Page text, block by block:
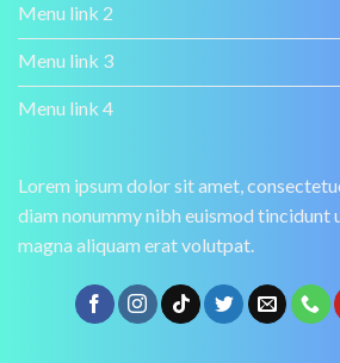
Menu link 2
Menu link 3
Menu link 4
Lorem ipsum dolor sit amet,
diam nonummy nibh euismod tincidunt
magna aliquam erat volutpat.